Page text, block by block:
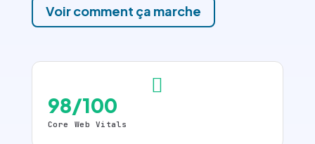
Voir comment ça marche

98/100
Core Web Vitals